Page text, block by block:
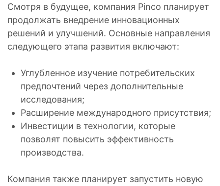
Смотря в будущее, компания Pinco планирует
продолжать внедрение инновационных
решений и улучшений. Основные направления
следующего этапа развития включают:
Углубленное изучение потребительских
предпочтений через дополнительные
исследования;
Расширение международного присутствия;
Инвестиции в технологии, которые
позволят повысить эффективность
производства.
Компания также планирует запустить новую